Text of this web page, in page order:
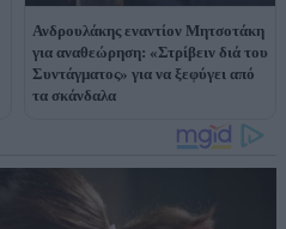
Ανδρουλάκης εναντίον Μητσοτάκη
για αναθεώρηση: «Στρίβειν διά του
Συντάγματος» για να ξεφύγει από
τα σκάνδαλα